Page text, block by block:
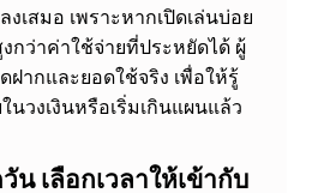
เสมอ เพราะหากเปิดเล่นบ่อย
กว่าค่าใช้จ่ายที่ประหยัดได้ ผู้
ฝากและยอดใช้จริง เพื่อให้รู้
นวงเงินหรือเริ่มเกินแผนแล้ว
น เลือกเวลาให้เข้ากับ